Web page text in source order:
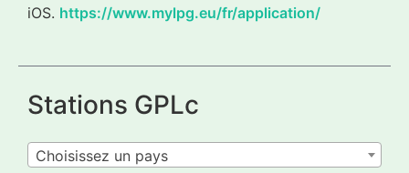
iOS. https://www.mylpg.eu/fr/application/
Stations GPLc
Choisissez un pays